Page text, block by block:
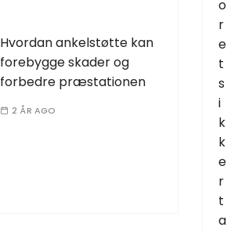
Hvordan ankelstøtte kan
forebygge skader og
forbedre præstationen
2 ÅR AGO